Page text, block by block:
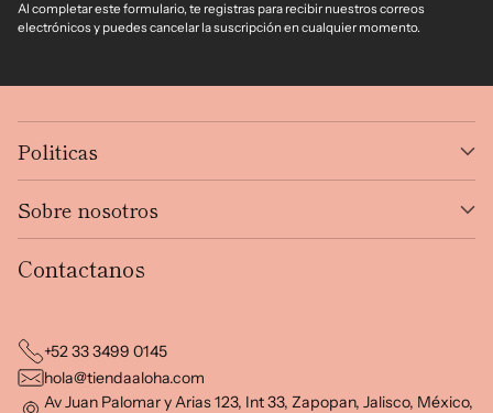
Al completar este formulario, te registras para recibir nuestros correos
electrónicos y puedes cancelar la suscripción en cualquier momento.
Politicas
Sobre nosotros
Contactanos
+52 33 3499 0145
hola@tiendaaloha.com
Av Juan Palomar y Arias 123, Int 33, Zapopan, Jalisco, México,